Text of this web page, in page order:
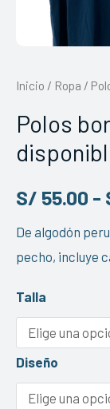
Inicio / Ropa /
Polos
S/ 55.00 -
De algodón
pecho, incluye
Talla
Diseño